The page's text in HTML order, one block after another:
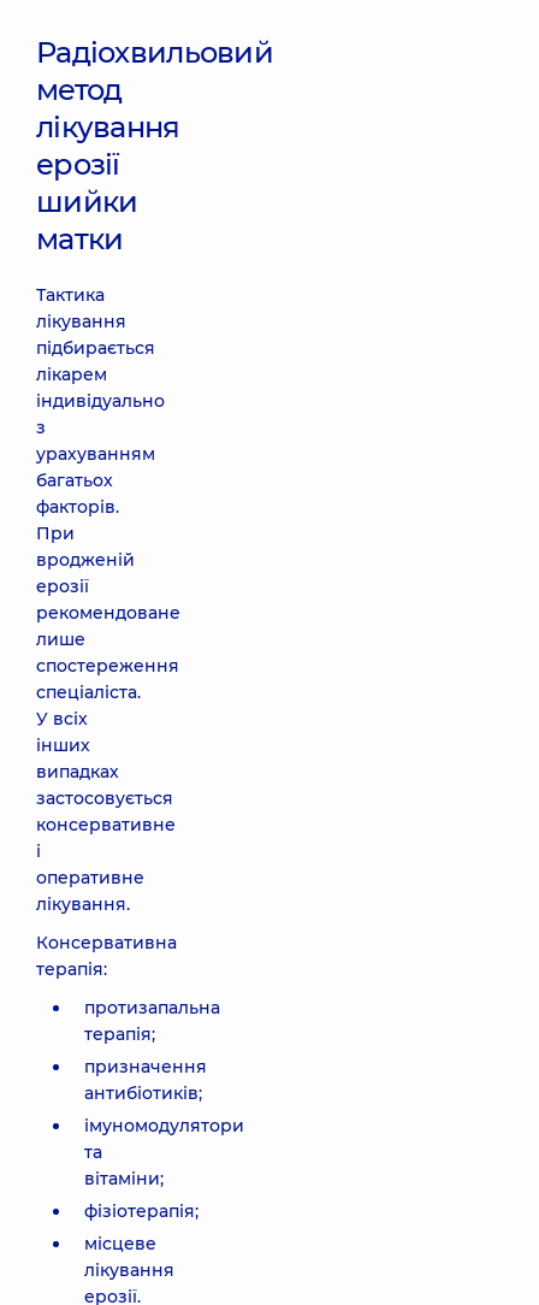
Радіохвильовий
метод
лікування
ерозії
шийки
матки
Тактика
лікування
підбирається
лікарем
індивідуально
з
урахуванням
багатьох
факторів.
При
вродженій
ерозії
рекомендоване
лише
спостереження
спеціаліста.
У всіх
інших
випадках
застосовується
консервативне
і
оперативне
лікування.
Консервативна
терапія:
протизапальна
терапія;
призначення
антибіотиків;
імуномодулятори
та
вітаміни;
фізіотерапія;
місцеве
лікування
ерозії.